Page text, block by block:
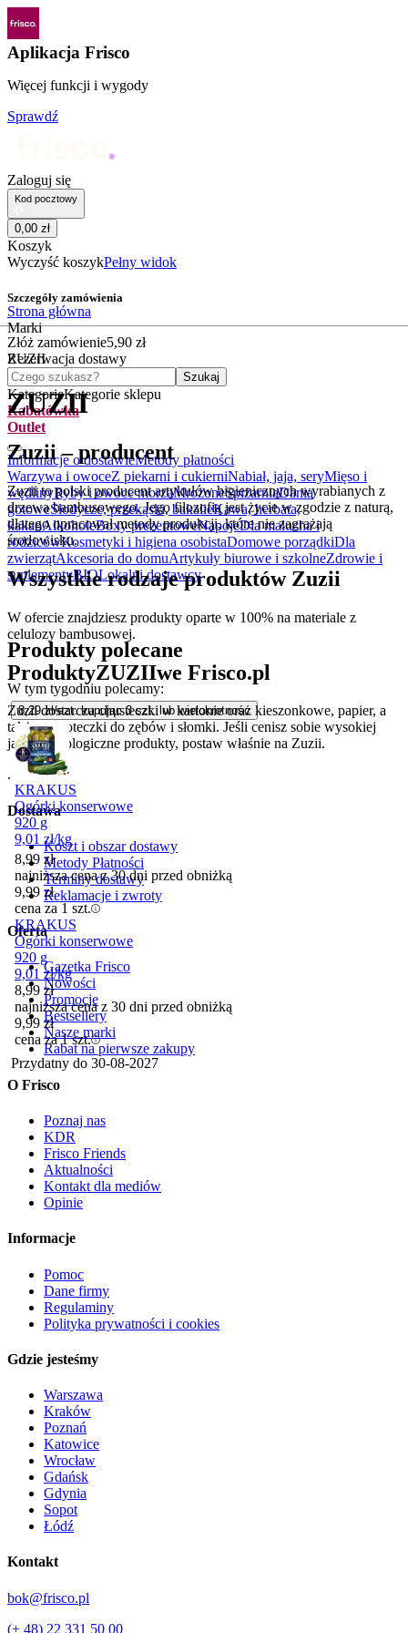
Aplikacja Frisco
Więcej funkcji i wygody
Sprawdź
Zaloguj się
Kod pocztowy
0,00 zł
Koszyk
Wyczyść koszykPełny widok
Szczegóły zamówienia
Złóż zamówienie5,90 zł
Rezerwacja dostawy
Czego szukasz?
Szukaj
KategorieKategorie sklepu
Rabatówka
Outlet
Informacje o dostawieMetody płatności
Warzywa i owoceZ piekarni i cukierniNabiał, jaja, seryMięso i
wędlinyRyby i owoce morzaMrożoneSpiżarniaDania
gotoweSłodycze, przekąski, bakalieKawa, herbata,
kakaoAlkoholeBoxy prezentoweNapojeDla malucha i
rodzicówKosmetyki i higiena osobistaDomowe porządkiDla
zwierzątAkcesoria do domuArtykuły biurowe i szkolneZdrowie i
suplementyBIOLokalni dostawcy
Produkty polecane
W tym tygodniu polecamy:
8,29zł/szt. kupując3szt.lub wielokrotność
KRAKUS
Ogórki konserwowe
920 g
9,01 zł/kg
8,99 zł
najniższa cena z 30 dni przed obniżką
9,99 zł
cena za 1 szt.
KRAKUS
Ogórki konserwowe
920 g
9,01 zł/kg
8,99 zł
najniższa cena z 30 dni przed obniżką
9,99 zł
cena za 1 szt.
Przydatny do 30-08-2027
Strona główna
Marki
ZUZII
ZUZII
Zuzii – producent
Zuzii to polski producent artykułów higienicznych wyrabianych z
drzewa bambusowego. Jego filozofią jest życie w zgodzie z naturą,
dlatego opracował metody produkcji, które nie zagrażają
środowisku.
Wszystkie rodzaje produktów Zuzii
W ofercie znajdziesz produkty oparte w 100% na materiale z
celulozy bambusowej.
ProduktyZUZIIwe Frisco.pl
Zuzii dostarcza chusteczki w kartonie oraz kieszonkowe, papier, a
także szczoteczki do zębów i słomki. Jeśli cenisz sobie wysokiej
jakości ekologiczne produkty, postaw właśnie na Zuzii.
.
Dostawa
Koszt i obszar dostawy
Metody Płatności
Terminy dostawy
Reklamacje i zwroty
Oferta
Gazetka Frisco
Nowości
Promocje
Bestsellery
Nasze marki
Rabat na pierwsze zakupy
O Frisco
Poznaj nas
KDR
Frisco Friends
Aktualności
Kontakt dla mediów
Opinie
Informacje
Pomoc
Dane firmy
Regulaminy
Polityka prywatności i cookies
Gdzie jesteśmy
Warszawa
Kraków
Poznań
Katowice
Wrocław
Gdańsk
Gdynia
Sopot
Łódź
Kontakt
bok@frisco.pl
(+ 48) 22 331 50 00